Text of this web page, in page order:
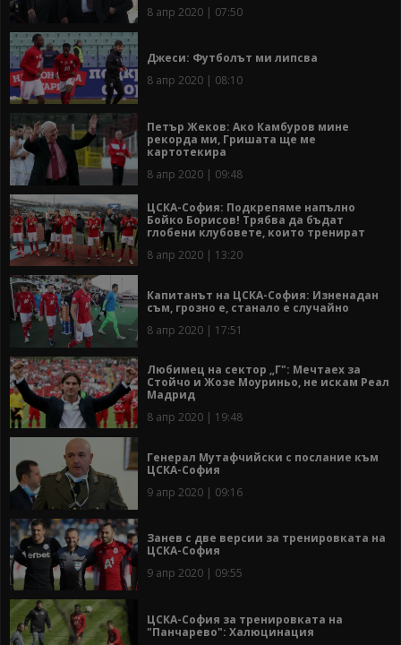
8 апр 2020 | 07:50
Джеси: Футболът ми липсва
8 апр 2020 | 08:10
Петър Жеков: Ако Камбуров мине
рекорда ми, Гришата ще ме
картотекира
8 апр 2020 | 09:48
ЦСКА-София: Подкрепяме напълно
Бойко Борисов! Трябва да бъдат
глобени клубовете, които тренират
8 апр 2020 | 13:20
Капитанът на ЦСКА-София: Изненадан
съм, грозно е, станало е случайно
8 апр 2020 | 17:51
Любимец на сектор „Г": Мечтаех за
Стойчо и Жозе Моуриньо, не искам Реал
Мадрид
8 апр 2020 | 19:48
Генерал Мутафчийски с послание към
ЦСКА-София
9 апр 2020 | 09:16
Занев с две версии за тренировката на
ЦСКА-София
9 апр 2020 | 09:55
ЦСКА-София за тренировката на
"Панчарево": Халюцинация